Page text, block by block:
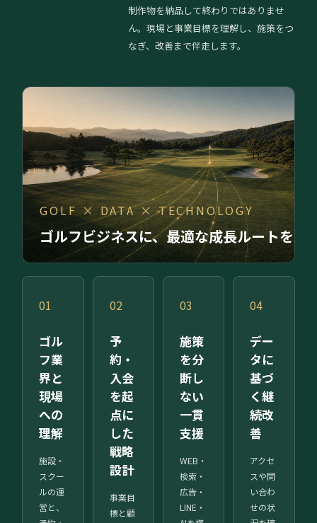
制作物を納品して終わりではありませ
ん。現場と事業目標を理解し、施策をつ
なぎ、改善まで伴走します。
GOLF × DATA × TECHNOLOGY
ゴルフビジネスに、最適な成長ルートを。
01
ゴル
フ業
界と
現場
への
理解
施設・
スクー
ルの運
営と、
02
予
約・
入会
を起
点に
した
戦略
設計
事業目
標と顧
03
施策
を分
断し
ない
一貫
支援
WEB・
検索・
広告・
LINE・
04
デー
タに
基づ
く継
続改
善
アクセ
スや問
い合わ
せの状